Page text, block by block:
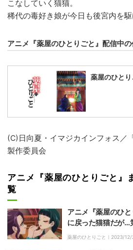
こなしていく猫猫。
稀代の毒好き娘が今日も後宮内を駆
アニメ『薬屋のひとりごと』配信中
薬屋のひとり
(C)日向夏・イマジカインフォス／
製作委員会
アニメ『薬屋のひとりごと』
覧
アニメ『薬屋のひ
に戻った猫猫だが…
ット公開
薬屋のひとりごと｜ 2023/12/